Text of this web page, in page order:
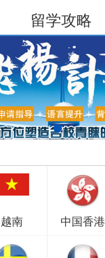
留学攻略
越南 中国香港